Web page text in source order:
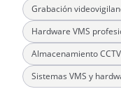
Grabación
Hardware VMS
Almacenamiento
Sistemas VMS y